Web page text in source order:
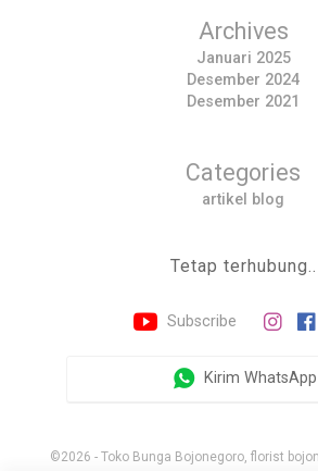
Archives
Januari 2025
Desember 2024
Desember 2021
Categories
artikel blog
Tetap terhubung..
Subscribe
Kirim WhatsApp
©2026 - Toko Bunga Bojonegoro, florist